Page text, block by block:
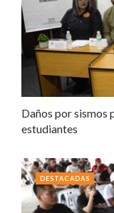
Daños por sismos
estudiantes
DESTACADAS